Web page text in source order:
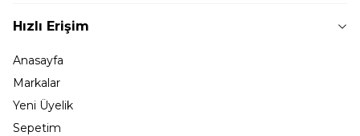
Hızlı Erişim
Anasayfa
Markalar
Yeni Üyelik
Sepetim